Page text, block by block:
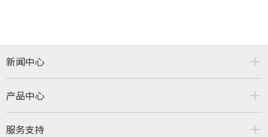
新闻中心
产品中心
服务支持